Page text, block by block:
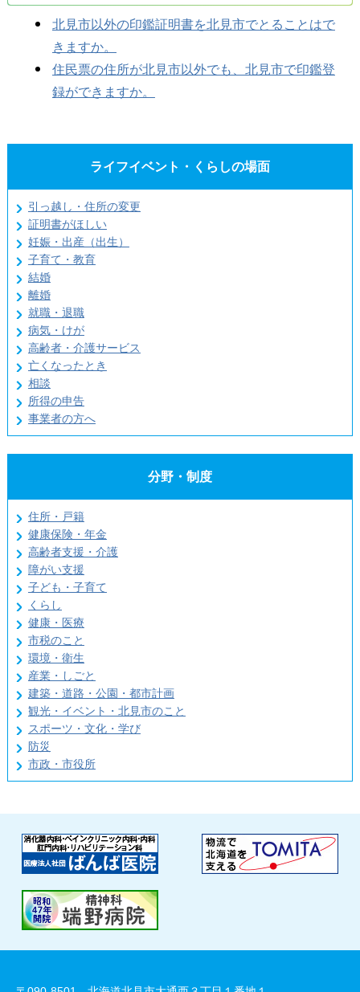
北見市以外の印鑑証明書を北見市でとることはで
きますか。
住民票の住所が北見市以外でも、北見市で印鑑登
録ができますか。
ライフイベント・くらしの場面
引っ越し・住所の変更
証明書がほしい
妊娠・出産（出生）
子育て・教育
結婚
離婚
就職・退職
病気・けが
高齢者・介護サービス
亡くなったとき
相談
所得の申告
事業者の方へ
分野・制度
住所・戸籍
健康保険・年金
高齢者支援・介護
障がい支援
子ども・子育て
くらし
健康・医療
市税のこと
環境・衛生
産業・しごと
建築・道路・公園・都市計画
観光・イベント・北見市のこと
スポーツ・文化・学び
防災
市政・市役所